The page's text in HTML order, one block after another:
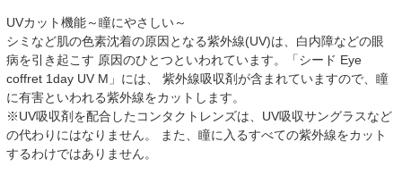
UVカット機能～瞳にやさしい～
シミなど肌の色素沈着の原因となる紫外線(UV)は、白内障などの眼
病を引き起こす 原因のひとつといわれています。「シード Eye
coffret 1day UV M」には、 紫外線吸収剤が含まれていますので、瞳
に有害といわれる紫外線をカットします。
※UV吸収剤を配合したコンタクトレンズは、UV吸収サングラスなど
の代わりにはなりません。 また、瞳に入るすべての紫外線をカット
するわけではありません。